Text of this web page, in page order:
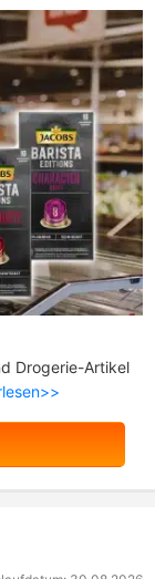
Drogerie-Artikel